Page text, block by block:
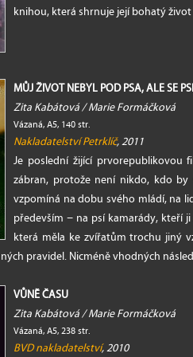
knihou, která shrnuje její bohatý
MŮJ ŽIVOT NEBYL POD PSA, ALE SE
Zita Kabátová / Marie Formáčková
Vázaná, A5, 140 str.
Nakladatelství Petrklíč, 2011
Je poslední žijící prvorepublikovou
zábran, protože není nikdo, kdo
vzpomíná na dobu svého mládí, na
především − na psí kamarády, kteří
která měla ke zvířatům trochu jiný
pravidel. Nicméně vhodných
VŮNĚ ČASU
Zita Kabátová / Marie Formáčková
Vázaná, A5, 238 str.
BVD nakladatelství, 2010